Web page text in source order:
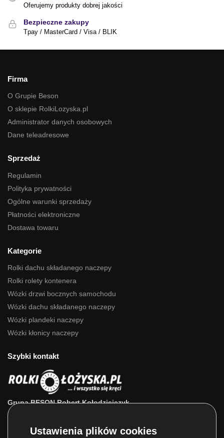
Oferujemy produkty dobrej jakości
Bezpieczne zakupy
Tpay / MasterCard / Visa / BLIK
Firma
O Grupie Beson
O sklepie RolkiLozyska.pl
Administrator danych osobowych
Dane teleadresowe
Sprzedaż
Regulamin
Polityka prywatności
Ogólne warunki sprzedaży
Płatności elektroniczne
Dostawa towaru
Kategorie
Rolki dachu składanego naczepy
Rolki rolety kontenera
Wózki drzwi bocznych samochodu
Wózki dachu składanego naczepy
Wózki plandeki naczepy
Wózki kłonicy naczepy
Szybki kontakt
Grupa BESON Robert Kołodziejczyk
ul. Powstańców Wlkp. 63a